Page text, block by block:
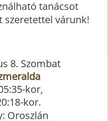
tanácsot
várunk!
8. Szombat
kor,
kor.